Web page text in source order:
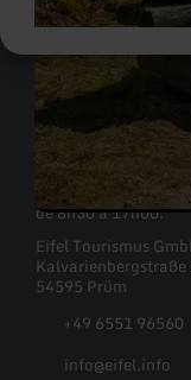
Tu peux joindre
de 8h30 à 17h00.
Eifel Tourismus
Kalvarienbergstraße
54595 Prüm
+49 6551 96560
info@eifel.info